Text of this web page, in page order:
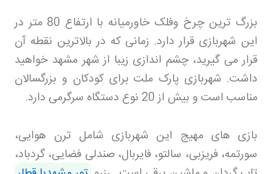
بزرگ ترین چرخ وفلک خاورمیانه با ارتفاع 80 متر در
این شهربازی قرار دارد. زمانی که در بالاترین نقطه آن
قرار می گیرید، چشم اندازی زیبا از شهر مشهد خواهید
داشت. شهربازی پارک ملت برای کودکان و بزرگسالان
مناسب است و بیش از 20 نوع دستگاه سرگرمی دارد
.
بازی های مهیج این شهربازی شامل ترن هوایی،
سورتمه، فریزبی، سالتو، فایربال، صندلی فضایی، گردباد،